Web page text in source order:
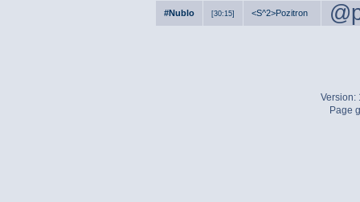
#Nublo [30:15] <S^2>Pozitron
Version:
Page